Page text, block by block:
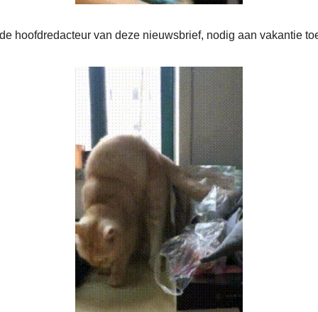
hoofdredacteur van deze nieuwsbrief, nodig aan vakantie